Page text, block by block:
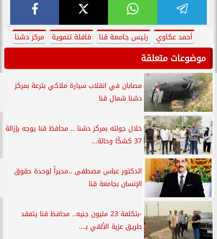
أحمد عكاوي رئيس جامعة قنا قافلة تنموية مركز دشنا
موضوعات متعلقة
مصابان في انقلاب سيارة ملاكي بترعة بمركز
دشنا شمال قنا
خلال جولته بمركز دشنا .. محافظ قنا يوجه بإزالة
37 كشكًا وحالة...
الدكتور عباس مصطفى ..مديراً لوحدة حقوق
الإنسان بجامعة قنا
-بتكلفة 23 مليون جنيه.. محافظ قنا يتفقد
طريق عزبة الألفي بـ...